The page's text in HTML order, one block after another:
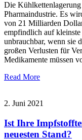
Die
Pharmaindustrie. Es
von 21 Milliarden
empfindlich auf
unbrauchbar, wenn sie
großen Verlusten für
Medikamente müssen
Read More
2. Juni 2021
Ist Ihre
neuesten Stand?